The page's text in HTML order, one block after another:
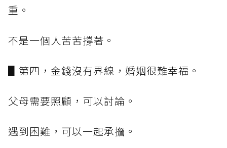
重。
不是一個人苦苦撐著。
▋第四，金錢沒有界線，婚姻很難幸福。
父母需要照顧，可以討論。
遇到困難，可以一起承擔。